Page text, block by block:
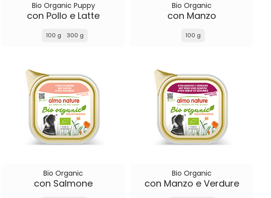
Bio Organic Puppy
con Pollo e Latte
100 g 300 g
Bio Organic
con Manzo
100 g
Bio Organic
con Salmone
Bio Organic
con Manzo e Verdure